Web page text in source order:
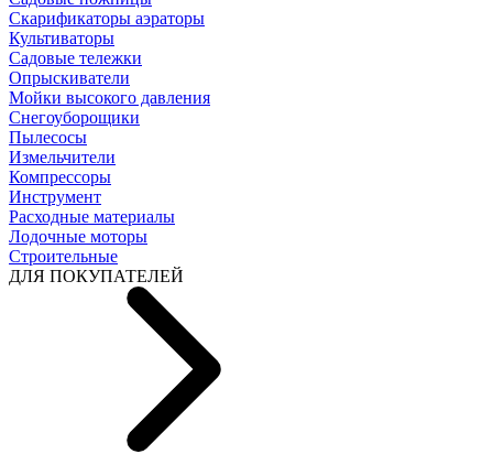
Скарификаторы аэраторы
Культиваторы
Садовые тележки
Опрыскиватели
Мойки высокого давления
Снегоуборощики
Пылесосы
Измельчители
Компрессоры
Инструмент
Расходные материалы
Лодочные моторы
Строительные
ДЛЯ ПОКУПАТЕЛЕЙ